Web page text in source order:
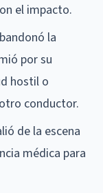
el impacto.
la
por su
hostil o
conductor.
de la escena
médica para